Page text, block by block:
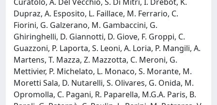
Dupraz, A. Esposito, L. Faillace, M. Ferrario, C.
Fiorini, G. Galzerano, M. Gambaccini, G.
Ghiringhelli, D. Giannotti, D. Giove, F. Groppi, C.
Guazzoni, P. Laporta, S. Leoni, A. Loria, P. Mangili, A.
Martens, T. Mazza, Z. Mazzotta, C. Meroni, G.
Mettivier, P. Michelato, L. Monaco, S. Morante, M.
Moretti Sala, D. Nutarelli, S. Olivares, G. Onida, M.
Opromolla, C. Pagani, R. Paparella, M.G.A. Paris, B.